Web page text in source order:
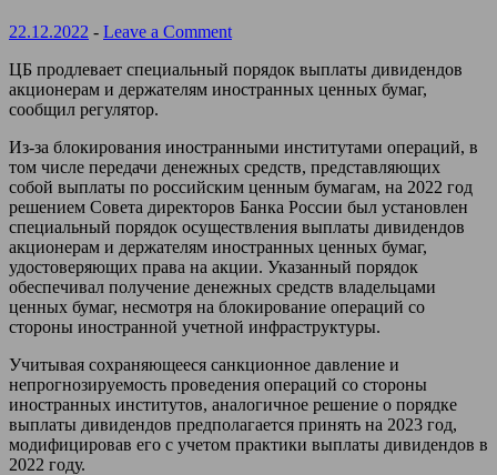
22.12.2022 - Leave a Comment
ЦБ продлевает специальный порядок выплаты дивидендов
акционерам и держателям иностранных ценных бумаг,
сообщил регулятор.
Из-за блокирования иностранными институтами операций, в
том числе передачи денежных средств, представляющих
собой выплаты по российским ценным бумагам, на 2022 год
решением Совета директоров Банка России был установлен
специальный порядок осуществления выплаты дивидендов
акционерам и держателям иностранных ценных бумаг,
удостоверяющих права на акции. Указанный порядок
обеспечивал получение денежных средств владельцами
ценных бумаг, несмотря на блокирование операций со
стороны иностранной учетной инфраструктуры.
Учитывая сохраняющееся санкционное давление и
непрогнозируемость проведения операций со стороны
иностранных институтов, аналогичное решение о порядке
выплаты дивидендов предполагается принять на 2023 год,
модифицировав его с учетом практики выплаты дивидендов в
2022 году.